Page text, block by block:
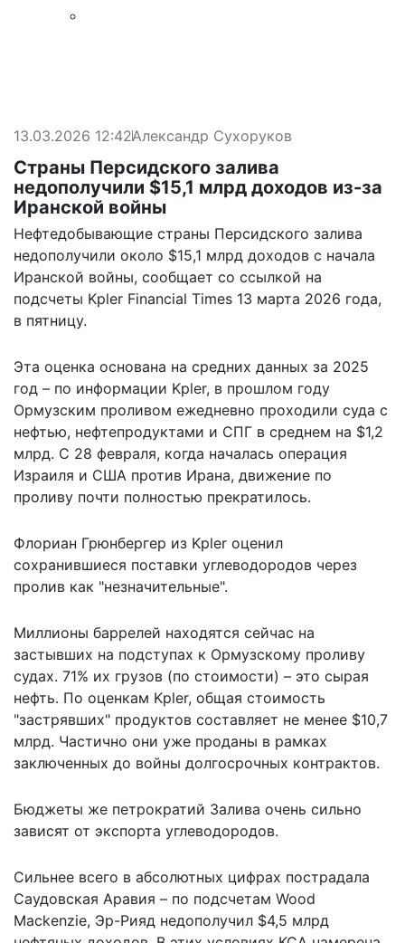
13.03.2026 12:42Александр Сухоруков
Страны Персидского залива
недополучили $15,1 млрд доходов из-за
Иранской войны
Нефтедобывающие страны Персидского залива
недополучили около $15,1 млрд доходов с начала
Иранской войны, сообщает со ссылкой на
подсчеты Kpler Financial Times 13 марта 2026 года,
в пятницу.
Эта оценка основана на средних данных за 2025
год – по информации Kpler, в прошлом году
Ормузским проливом ежедневно проходили суда с
нефтью, нефтепродуктами и СПГ в среднем на $1,2
млрд. С 28 февраля, когда началась операция
Израиля и США против Ирана, движение по
проливу почти полностью прекратилось.
Флориан Грюнбергер из Kpler оценил
сохранившиеся поставки углеводородов через
пролив как "незначительные".
Миллионы баррелей находятся сейчас на
застывших на подступах к Ормузскому проливу
судах. 71% их грузов (по стоимости) – это сырая
нефть. По оценкам Kpler, общая стоимость
"застрявших" продуктов составляет не менее $10,7
млрд. Частично они уже проданы в рамках
заключенных до войны долгосрочных контрактов.
Бюджеты же петрократий Залива очень сильно
зависят от экспорта углеводородов.
Сильнее всего в абсолютных цифрах пострадала
Саудовская Аравия – по подсчетам Wood
Mackenzie, Эр-Рияд недополучил $4,5 млрд